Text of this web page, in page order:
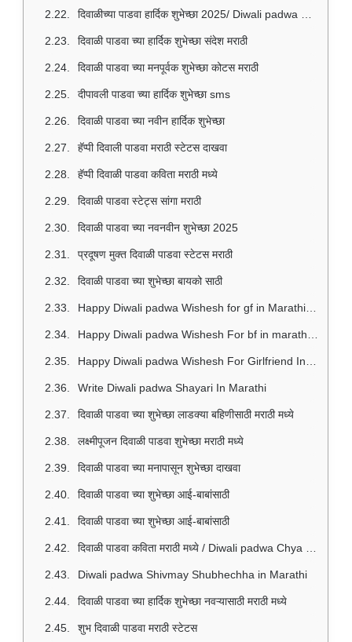
दिवाळीच्या पाडवा हार्दिक शुभेच्छा 2025/ Diwali padwa Suvichar In Marathi
दिवाळी पाडवा च्या हार्दिक शुभेच्छा संदेश मराठी
दिवाळी पाडवा च्या मनपूर्वक शुभेच्छा कोटस मराठी
दीपावली पाडवा च्या हार्दिक शुभेच्छा sms
दिवाळी पाडवा च्या नवीन हार्दिक शुभेच्छा
हॅप्पी दिवाली पाडवा मराठी स्टेटस दाखवा
हॅप्पी दिवाळी पाडवा कविता मराठी मध्ये
दिवाळी पाडवा स्टेट्स सांगा मराठी
दिवाळी पाडवा च्या नवनवीन शुभेच्छा 2025
प्रदूषण मुक्त दिवाळी पाडवा स्टेटस मराठी
दिवाळी पाडवा च्या शुभेच्छा बायको साठी
Happy Diwali padwa Wishesh for gf in Marathi / दिवाळी पाडवा शुभेच्छा मराठी
Happy Diwali padwa Wishesh For bf in marathi / दीपावली पाडवा शुभेच्छा मराठी
Happy Diwali padwa Wishesh For Girlfriend In Marathi
Write Diwali padwa Shayari In Marathi
दिवाळी पाडवा च्या शुभेच्छा लाडक्या बहिणीसाठी मराठी मध्ये
लक्ष्मीपूजन दिवाळी पाडवा शुभेच्छा मराठी मध्ये
दिवाळी पाडवा च्या मनापासून शुभेच्छा दाखवा
दिवाळी पाडवा च्या शुभेच्छा आई-बाबांसाठी
दिवाळी पाडवा च्या शुभेच्छा आई-बाबांसाठी
दिवाळी पाडवा कविता मराठी मध्ये / Diwali padwa Chya Shubhechha In Marathi
Diwali padwa Shivmay Shubhechha in Marathi
दिवाळी पाडवा च्या हार्दिक शुभेच्छा नवऱ्यासाठी मराठी मध्ये
शुभ दिवाळी पाडवा मराठी स्टेटस